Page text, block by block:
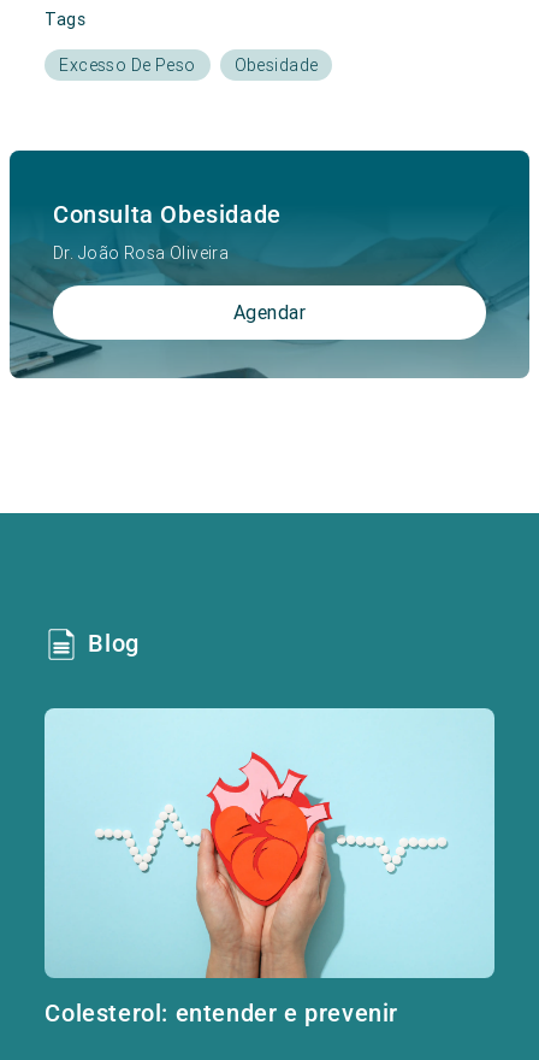
Tags
Excesso De Peso Obesidade
Consulta Obesidade
Dr. João Rosa Oliveira
Agendar
Blog
Colesterol: entender e prevenir